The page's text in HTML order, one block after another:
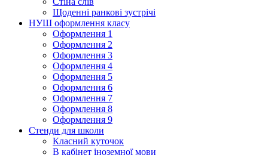
Щоденні ранкові зустрічі
НУШ оформлення класу
Оформлення 1
Оформлення 2
Оформлення 3
Оформлення 4
Оформлення 5
Оформлення 6
Оформлення 7
Оформлення 8
Оформлення 9
Стенди для школи
Класний куточок
В кабінет іноземної мови